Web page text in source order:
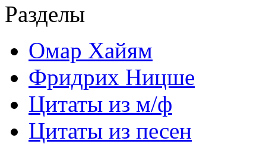
Разделы
Омар Хайям
Фридрих Ницше
Цитаты из м/ф
Цитаты из песен